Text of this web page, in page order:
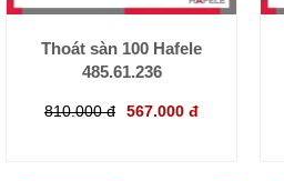
Thoát sàn 100 Hafele
485.61.236
810.000 đ 567.000 đ